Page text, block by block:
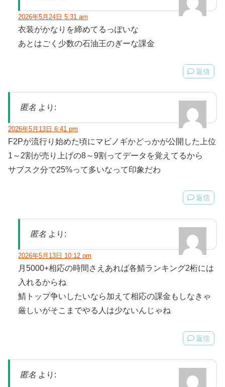
2026年5月24日 5:31 am
衣装がかなりを締めてるっぽいな
あとはごく少数の石油王のぎーな課金
返信
匿名 より:
2026年5月13日 6:41 pm
F2Pが流行り始めた頃にマビノギかどっかが公開した上位
1～2割が売り上げの8～9割ってデータを覚えてるから
サブスク分で25%って多いなって印象だわ
返信
匿名 より:
2026年5月13日 10:12 pm
月5000+相応の時間さえあれば各鯖ランキング2桁には
入れるからね
鯖トップ争いしたいなら加えて相応の課金もしなきゃ
厳しいがそこまでやる人は少ないんじゃね
返信
匿名 より: